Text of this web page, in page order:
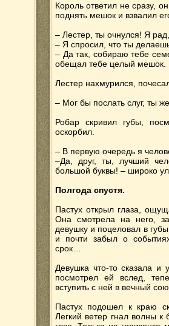
Король ответил не сразу,
поднять мешок и взвалил
– Лестер, ты очнулся! Я
– Я спросил, что ты
– Да так, собираю тебе
обещал тебе целый мешок.
Лестер нахмурился,
– Мог бы послать слуг, ты
Робар скривил губы,
оскорбил.
– В первую очередь я
–Да, друг, ты, лучший
большой буквы! – широко
Полгода спустя.
Пастух открыл глаза,
Она смотрела на него,
девушку и поцеловал в
и почти забыл о
срок…
Девушка что-то сказала
посмотрел ей вслед,
вступить с ней в вечный
Пастух подошел к краю
Легкий ветер гнал волны